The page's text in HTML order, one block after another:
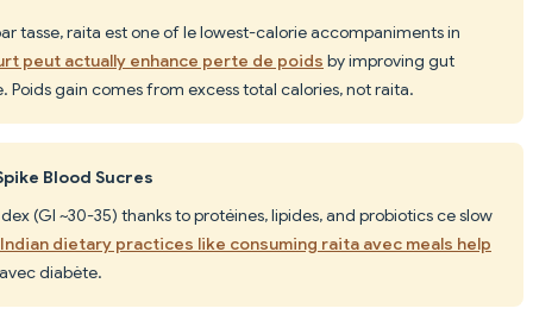
tasse, raita est one of le lowest-calorie accompaniments in
peut actually enhance perte de poids by improving gut
gain comes from excess total calories, not raita.
Blood Sucres
(GI ~30-35) thanks to protéines, lipides, and probiotics ce slow
dietary practices like consuming raita avec meals help
diabète.